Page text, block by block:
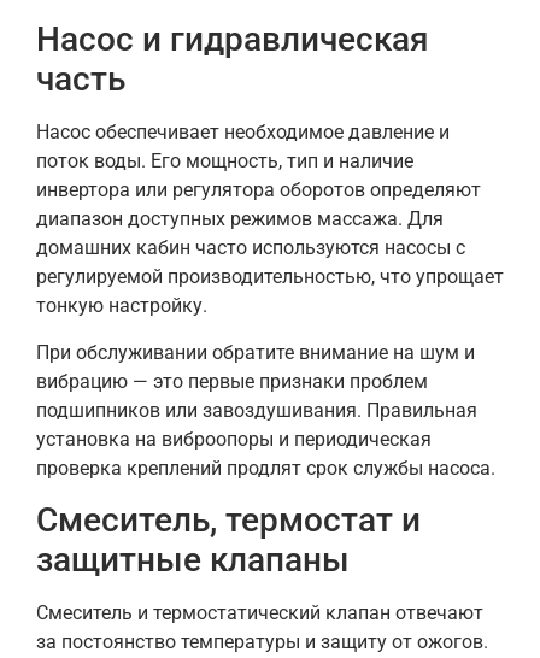
Насос и гидравлическая
часть
Насос обеспечивает необходимое давление и
поток воды. Его мощность, тип и наличие
инвертора или регулятора оборотов определяют
диапазон доступных режимов массажа. Для
домашних кабин часто используются насосы с
регулируемой производительностью, что упрощает
тонкую настройку.
При обслуживании обратите внимание на шум и
вибрацию — это первые признаки проблем
подшипников или завоздушивания. Правильная
установка на виброопоры и периодическая
проверка креплений продлят срок службы насоса.
Смеситель, термостат и
защитные клапаны
Смеситель и термостатический клапан отвечают
за постоянство температуры и защиту от ожогов.